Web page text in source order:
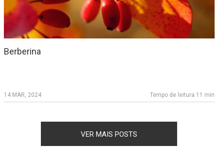
Berberina
14 MAR, 2024 Tempo de leitura 11 min
VER MAIS POSTS